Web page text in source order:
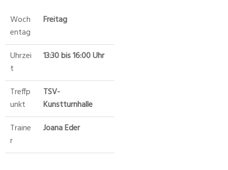
Woch
entag
Freitag
Uhrzei
t
13:30 bis 16:00 Uhr
Treffp
unkt
TSV-
Kunstturnhalle
Traine
r
Joana Eder